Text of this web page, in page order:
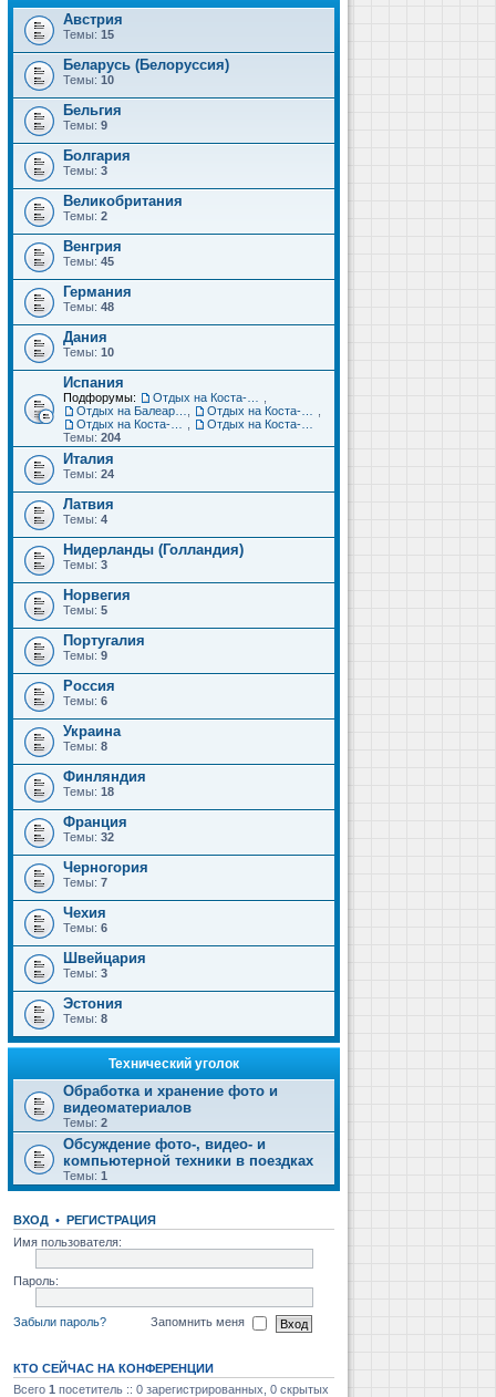
Австрия
Темы: 15
Беларусь (Белоруссия)
Темы: 10
Бельгия
Темы: 9
Болгария
Темы: 3
Великобритания
Темы: 2
Венгрия
Темы: 45
Германия
Темы: 48
Дания
Темы: 10
Испания
Подфорумы:
Темы: 204
Италия
Темы: 24
Латвия
Темы: 4
Нидерланды (Голландия)
Темы: 3
Норвегия
Темы: 5
Португалия
Темы: 9
Россия
Темы: 6
Украина
Темы: 8
Финляндия
Темы: 18
Франция
Темы: 32
Черногория
Темы: 7
Чехия
Темы: 6
Швейцария
Темы: 3
Эстония
Темы: 8
Технический уголок
Обработка и хранение фото и
видеоматериалов
Темы: 2
Обсуждение фото-, видео- и
компьютерной техники в поездках
Темы: 1
ВХОД • РЕГИСТРАЦИЯ
Имя пользователя:
Пароль:
Забыли пароль? Запомнить меня
КТО СЕЙЧАС НА КОНФЕРЕНЦИИ
Всего 1 посетитель :: 0 зарегистрированных, 0 скрытых